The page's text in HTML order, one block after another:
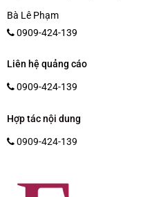
Bà Lê Phạm
0909-424-139
Liên hệ quảng cáo
0909-424-139
Hợp tác nội dung
0909-424-139